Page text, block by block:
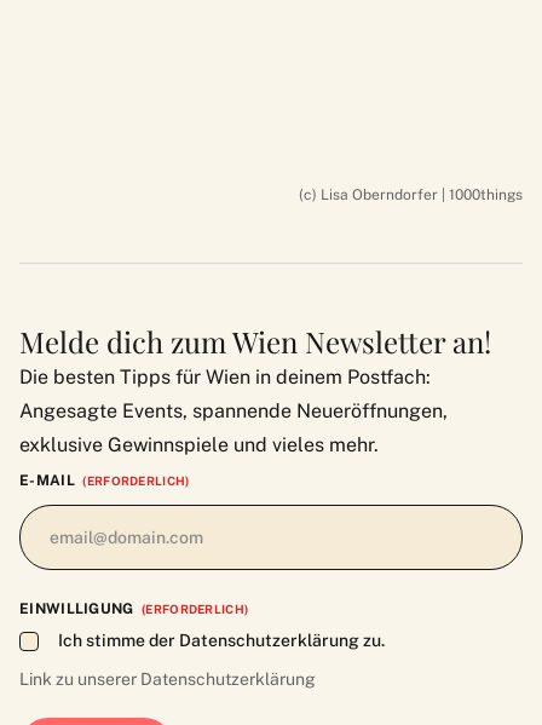
(c) Lisa Oberndorfer | 1000things
Melde dich zum Wien Newsletter an!
Die besten Tipps für Wien in deinem Postfach:
Angesagte Events, spannende Neueröffnungen,
exklusive Gewinnspiele und vieles mehr.
E-MAIL (ERFORDERLICH)
EINWILLIGUNG (ERFORDERLICH)
Ich stimme der Datenschutzerklärung zu.
Link zu unserer Datenschutzerklärung